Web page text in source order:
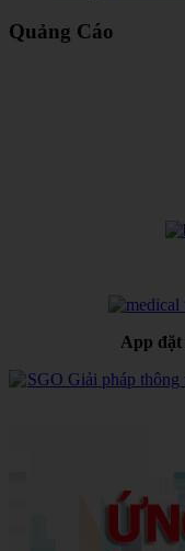
Quảng Cáo
App đặt